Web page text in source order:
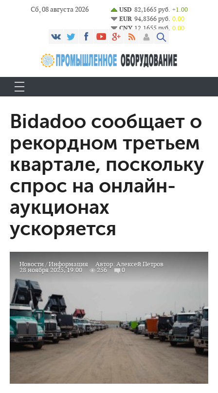
Сб, 08 августа 2026 USD 82,1665 руб. +1.00
EUR 94,8366 руб. 0.00
CNY 12,1655 руб. 0.00
Bidadoo сообщает о
рекордном третьем
квартале, поскольку
спрос на онлайн-
аукционах
ускоряется
Новости/Информация Автор:Алексей Петров
28 ноября 2025, 19:00 256 0